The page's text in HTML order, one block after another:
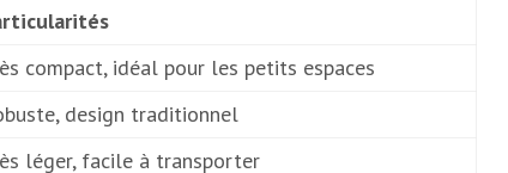
compact, idéal pour les petits espaces
design traditionnel
léger, facile à transporter